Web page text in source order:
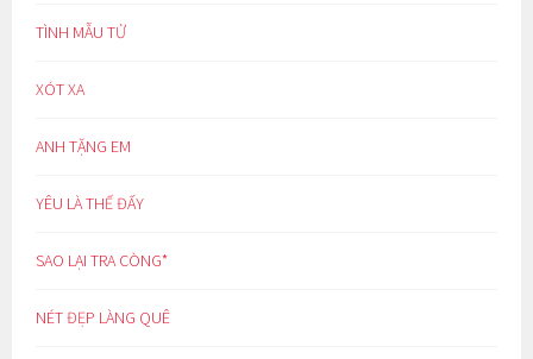
TÌNH MẪU TỬ
XÓT XA
ANH TẶNG EM
YÊU LÀ THẾ ĐẤY
SAO LẠI TRA CÒNG*
NÉT ĐẸP LÀNG QUÊ